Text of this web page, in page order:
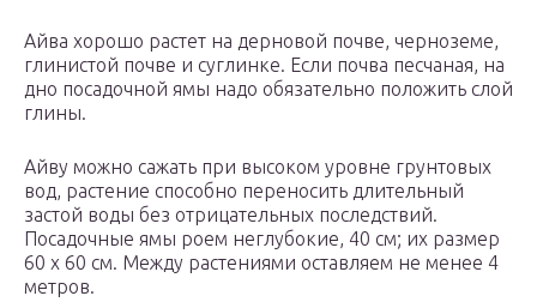
Айва хорошо растет на дерновой почве, черноземе,
глинистой почве и суглинке. Если почва песчаная, на
дно посадочной ямы надо обязательно положить слой
глины.
Айву можно сажать при высоком уровне грунтовых
вод, растение способно переносить длительный
застой воды без отрицательных последствий.
Посадочные ямы роем неглубокие, 40 см; их размер
60 х 60 см. Между растениями оставляем не менее 4
метров.